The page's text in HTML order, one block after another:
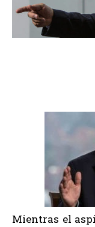
Mientras el